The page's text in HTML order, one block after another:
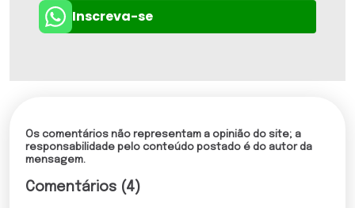
Inscreva-se
Os comentários não representam a opinião do site; a
responsabilidade pelo conteúdo postado é do autor da
mensagem.
Comentários (4)